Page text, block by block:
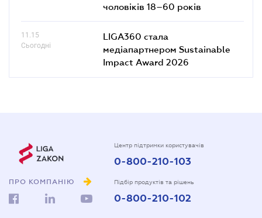
чоловіків 18–60 років
11.15
Сьогодні
LIGA360 стала
медіапартнером Sustainable
Impact Award 2026
ПРО КОМПАНІЮ
Центр підтримки користувачів
0-800-210-103
Підбір продуктів та рішень
0-800-210-102